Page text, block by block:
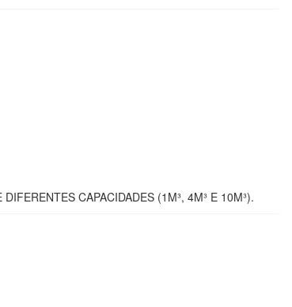
CAPACIDADES (1M³, 4M³ E 10M³).